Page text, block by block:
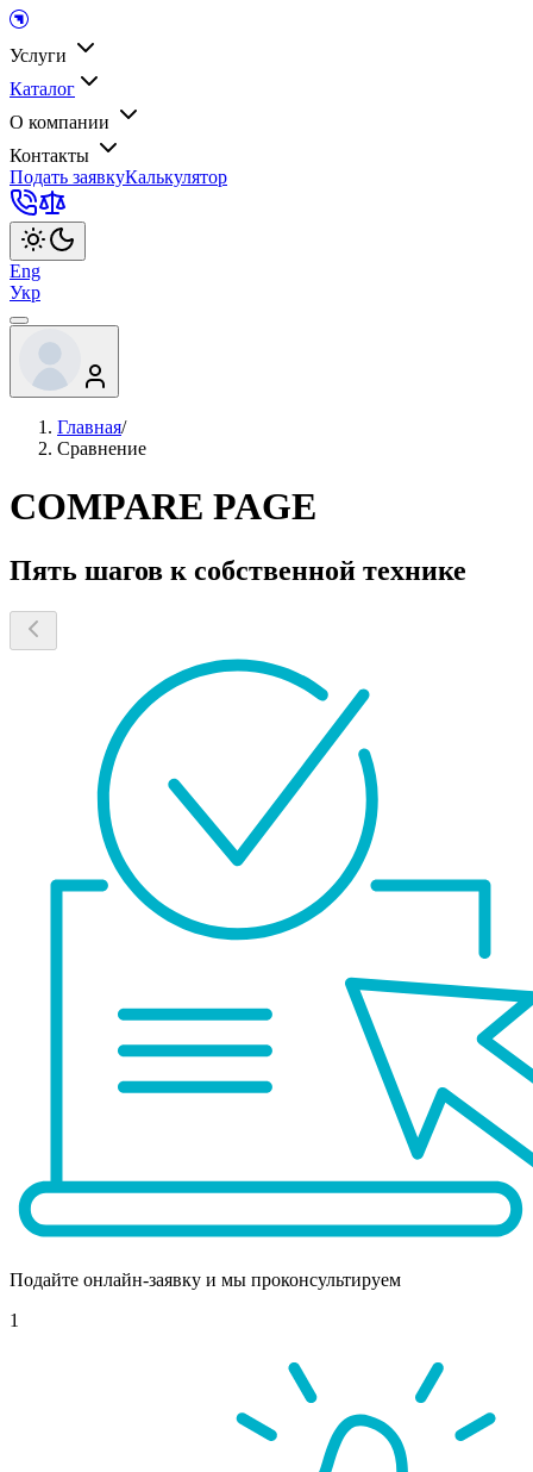
Услуги
Каталог
О компании
Контакты
Подать заявкуКалькулятор
Eng
Укр
Главная/
Сравнение
COMPARE PAGE
Пять шагов к собственной технике
Подайте онлайн-заявку и мы проконсультируем
1